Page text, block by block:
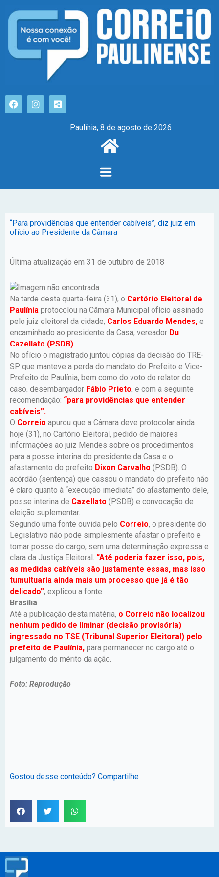
Paulínia, 8 de agosto de 2026
“Para providências que entender cabíveis”, diz juiz em
ofício ao Presidente da Câmara
Última atualização em 31 de outubro de 2018
Na tarde desta quarta-feira (31), o Cartório Eleitoral de
Paulínia protocolou na Câmara Municipal ofício assinado
pelo juiz eleitoral da cidade, Carlos Eduardo Mendes, e
encaminhado ao presidente da Casa, vereador Du
Cazellato (PSDB).
No ofício o magistrado juntou cópias da decisão do TRE-
SP que manteve a perda do mandato do Prefeito e Vice-
Prefeito de Paulínia, bem como do voto do relator do
caso, desembargador Fábio Prieto, e com a seguinte
recomendação: “para providências que entender
cabíveis”.
O Correio apurou que a Câmara deve protocolar ainda
hoje (31), no Cartório Eleitoral, pedido de maiores
informações ao juiz Mendes sobre os procedimentos
para a posse interina do presidente da Casa e o
afastamento do prefeito Dixon Carvalho (PSDB). O
acórdão (sentença) que cassou o mandato do prefeito não
é claro quanto à “execução imediata” do afastamento dele,
posse interina de Cazellato (PSDB) e convocação de
eleição suplementar.
Segundo uma fonte ouvida pelo Correio, o presidente do
Legislativo não pode simplesmente afastar o prefeito e
tomar posse do cargo, sem uma determinação expressa e
clara da Justiça Eleitoral. “Até poderia fazer isso, pois,
as medidas cabíveis são justamente essas, mas isso
tumultuaria ainda mais um processo que já é tão
delicado”, explicou a fonte.
Brasília
Até a publicação desta matéria, o Correio não localizou
nenhum pedido de liminar (decisão provisória)
ingressado no TSE (Tribunal Superior Eleitoral) pelo
prefeito de Paulínia, para permanecer no cargo até o
julgamento do mérito da ação.
Foto: Reprodução
Gostou desse conteúdo? Compartilhe